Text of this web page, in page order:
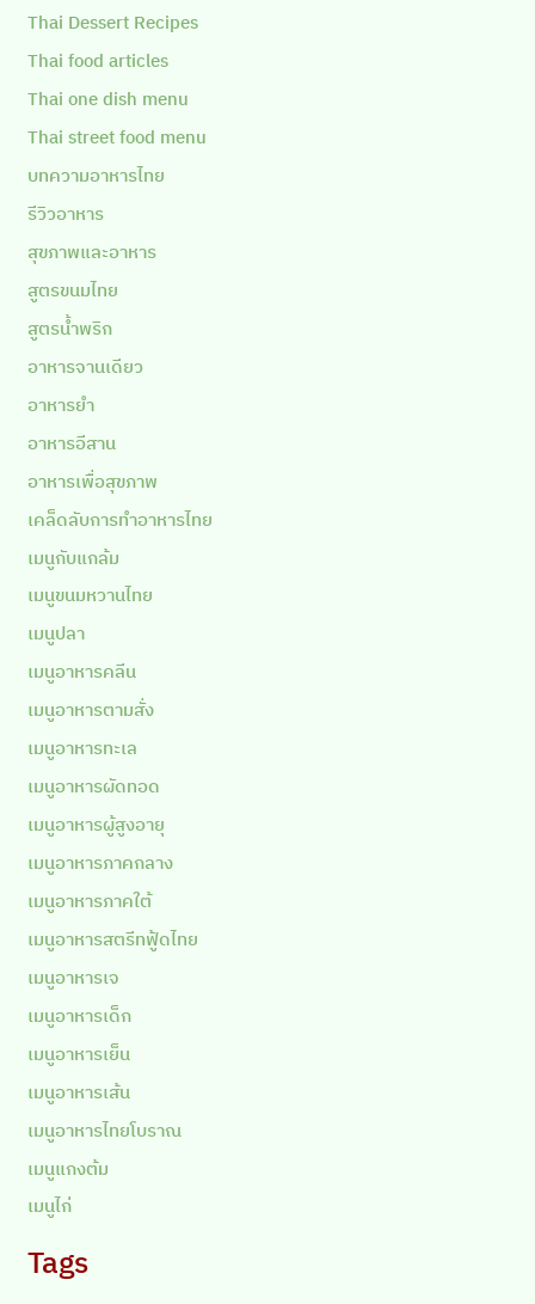
Thai Dessert Recipes
Thai food articles
Thai one dish menu
Thai street food menu
บทความอาหารไทย
รีวิวอาหาร
สุขภาพและอาหาร
สูตรขนมไทย
สูตรน้ำพริก
อาหารจานเดียว
อาหารยำ
อาหารอีสาน
อาหารเพื่อสุขภาพ
เคล็ดลับการทำอาหารไทย
เมนูกับแกล้ม
เมนูขนมหวานไทย
เมนูปลา
เมนูอาหารคลีน
เมนูอาหารตามสั่ง
เมนูอาหารทะเล
เมนูอาหารผัดทอด
เมนูอาหารผู้สูงอายุ
เมนูอาหารภาคกลาง
เมนูอาหารภาคใต้
เมนูอาหารสตรีทฟู้ดไทย
เมนูอาหารเจ
เมนูอาหารเด็ก
เมนูอาหารเย็น
เมนูอาหารเส้น
เมนูอาหารไทยโบราณ
เมนูแกงต้ม
เมนูไก่
Tags